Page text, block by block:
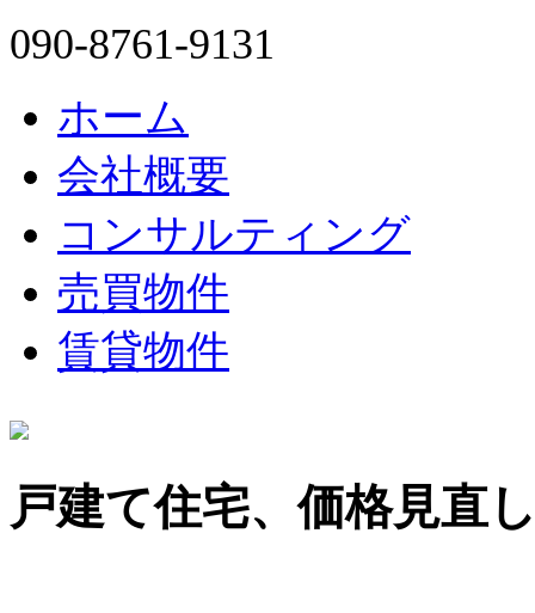
090-8761-9131
ホーム
会社概要
コンサルティング
売買物件
賃貸物件
戸建て住宅、価格見直